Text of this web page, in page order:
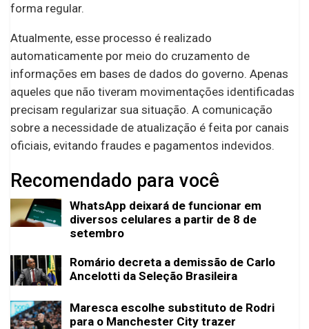
forma regular.
Atualmente, esse processo é realizado
automaticamente por meio do cruzamento de
informações em bases de dados do governo. Apenas
aqueles que não tiveram movimentações identificadas
precisam regularizar sua situação. A comunicação
sobre a necessidade de atualização é feita por canais
oficiais, evitando fraudes e pagamentos indevidos.
Recomendado para você
WhatsApp deixará de funcionar em
diversos celulares a partir de 8 de
setembro
Romário decreta a demissão de Carlo
Ancelotti da Seleção Brasileira
Maresca escolhe substituto de Rodri
para o Manchester City trazer